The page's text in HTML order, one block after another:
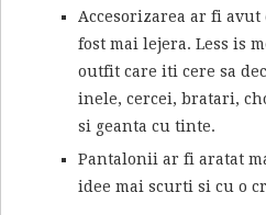
Accesorizarea ar fi avut
fost mai lejera. Less is
outfit care iti cere sa
inele, cercei, bratari,
si geanta cu tinte.
Pantalonii ar fi aratat
idee mai scurti si cu o